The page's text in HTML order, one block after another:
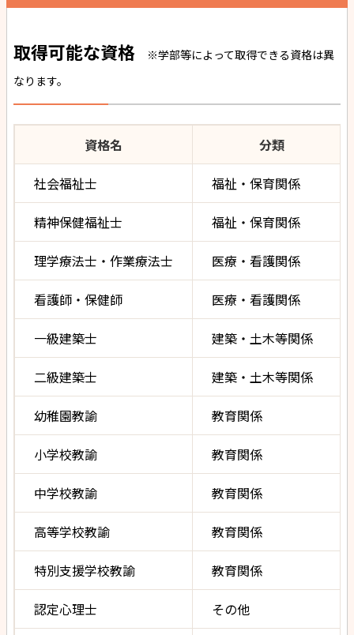
取得可能な資格
※学部等によって取得できる資格は異
なります。
資格名 分類
社会福祉士 福祉・保育関係
精神保健福祉士 福祉・保育関係
理学療法士・作業療法士 医療・看護関係
看護師・保健師 医療・看護関係
一級建築士 建築・土木等関係
二級建築士 建築・土木等関係
幼稚園教諭 教育関係
小学校教諭 教育関係
中学校教諭 教育関係
高等学校教諭 教育関係
特別支援学校教諭 教育関係
認定心理士 その他